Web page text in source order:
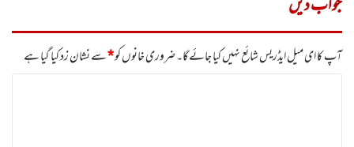
آپ کا ای میل ایڈریس شائع نہیں کیا جائے گا۔ضروری خانوں کو*سے نشان زد کیا گیا ہے